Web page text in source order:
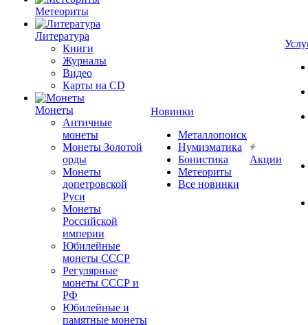
Метеориты
Литература
Книги
Журналы
Видео
Карты на CD
Монеты
Античные
монеты
Монеты Золотой
орды
Монеты
допетровской
Руси
Монеты
Российской
империи
Юбилейные
монеты СССР
Регулярные
монеты СССР и
РФ
Юбилейные и
памятные монеты
Новинки
Металлопоиск
Нумизматика
Бонистика
Метеориты
Все новинки
Акции